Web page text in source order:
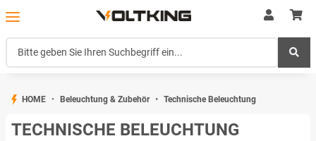
HOME Beleuchtung & Zubehör Technische Beleuchtung
TECHNISCHE BELEUCHTUNG